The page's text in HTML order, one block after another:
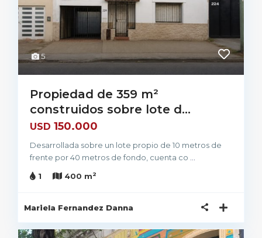
5
Propiedad de 359 m²
construidos sobre lote d...
USD 150.000
Desarrollada sobre un lote propio de 10 metros de
frente por 40 metros de fondo, cuenta co
1
400 m2
Mariela Fernandez Danna